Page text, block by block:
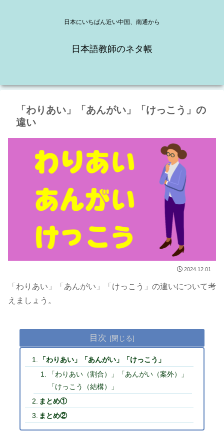
日本にいちばん近い中国、南通から
日本語教師のネタ帳
「わりあい」「あんがい」「けっこう」の
違い
2024.12.01
「わりあい」「あんがい」「けっこう」の違いについて考
えましょう。
目次
「わりあい」「あんがい」「けっこう」
「わりあい（割合）」「あんがい（案外）」
「けっこう（結構）」
まとめ①
まとめ②